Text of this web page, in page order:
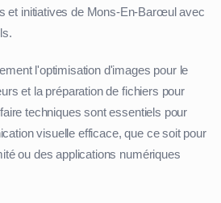
et initiatives de Mons-En-Barœul avec
l'optimisation d'images pour le
et la préparation de fichiers pour
techniques sont essentiels pour
visuelle efficace, que ce soit pour
ou des applications numériques